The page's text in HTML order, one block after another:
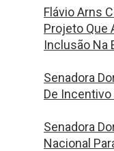
Flávio Arns
Projeto Que
Inclusão Na
Senadora
De
Senadora
Nacional